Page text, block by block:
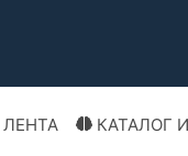
ЛЕНТА КАТАЛОГ